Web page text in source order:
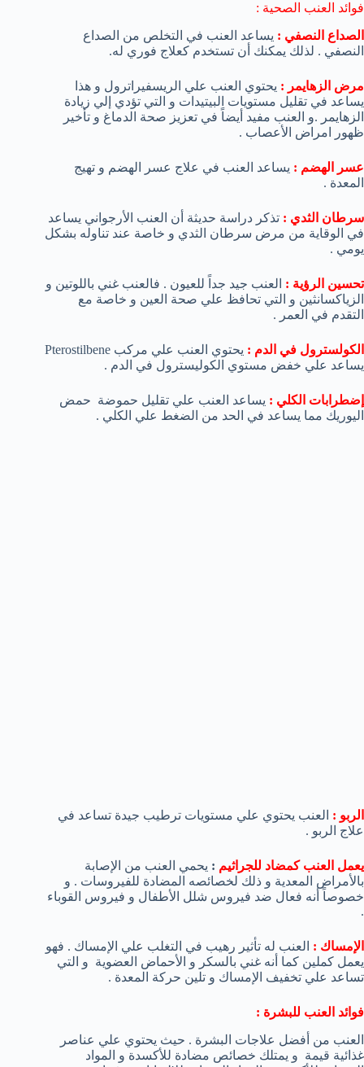
فوائد العنب الصحية :
الصداع النصفي : يساعد العنب في التخلص من الصداع
النصفي . لذلك يمكنك أن تستخدم كعلاج فوري له.
مرض الزهايمر : يحتوي العنب علي الريسفيراترول و هذا
يساعد في تقليل مستويات البيتيدات و التي تؤدي إلي زيادة
الزهايمر .و العنب مفيد أيضاً في تعزيز صحة الدماغ و تأخير
ظهور امراض الأعصاب .
عسر الهضم : يساعد العنب في علاج عسر الهضم و تهيج
المعدة .
سرطان الثدي : تذكر دراسة حديثة أن العنب الأرجواني يساعد
في الوقاية من مرض سرطان الثدي و خاصة عند تناوله بشكل
يومي .
تحسين الرؤية : العنب جيد جداً للعيون . فالعنب غني باللوتين و
الزياكسانثين و التي تحافظ علي صحة العين و خاصة مع
التقدم في العمر .
الكولسترول في الدم :
يحتوي العنب علي مركب Pterostilbene
يساعد علي خفض مستوي الكوليسترول في الدم .
إضطرابات الكلي : يساعد العنب علي تقليل حموضة حمض
اليوريك مما يساعد في الحد من الضغط علي الكلي .
الربو : العنب يحتوي علي مستويات ترطيب جيدة تساعد في
علاج الربو .
يعمل العنب كمضاد للجراثيم : يحمي العنب من الإصابة
بالأمراض المعدية و ذلك لخصائصه المضادة للفيروسات . و
خصوصاً أنه فعال ضد فيروس شلل الأطفال و فيروس القوباء
.
الإمساك : العنب له تأثير رهيب في التغلب علي الإمساك . فهو
يعمل كملين كما أنه غني بالسكر و الأحماض العضوية و التي
تساعد علي تخفيف الإمساك و تلين حركة المعدة .
فوائد العنب للبشرة :
العنب من أفضل علاجات البشرة . حيث يحتوي علي عناصر
غذائية قيمة و يمتلك خصائص مضادة للأكسدة و المواد